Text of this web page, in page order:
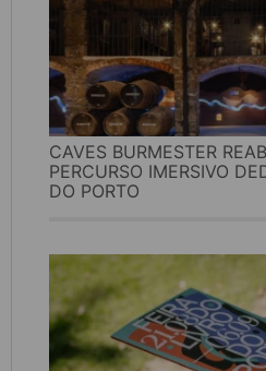
CAVES BURMESTER
PERCURSO IMERSIVO
DO PORTO